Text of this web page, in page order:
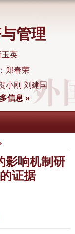
管理
玉英
郑春荣
小刚 刘建国
信息 »
影响机制研
证据